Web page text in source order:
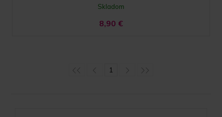
Skladom
8,90 €
1